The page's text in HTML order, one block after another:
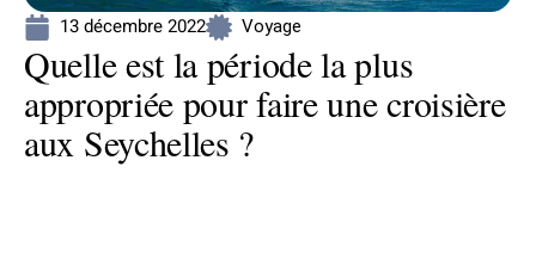
13 décembre 2022 Voyage
Quelle est la période la plus
appropriée pour faire une croisière
aux Seychelles ?